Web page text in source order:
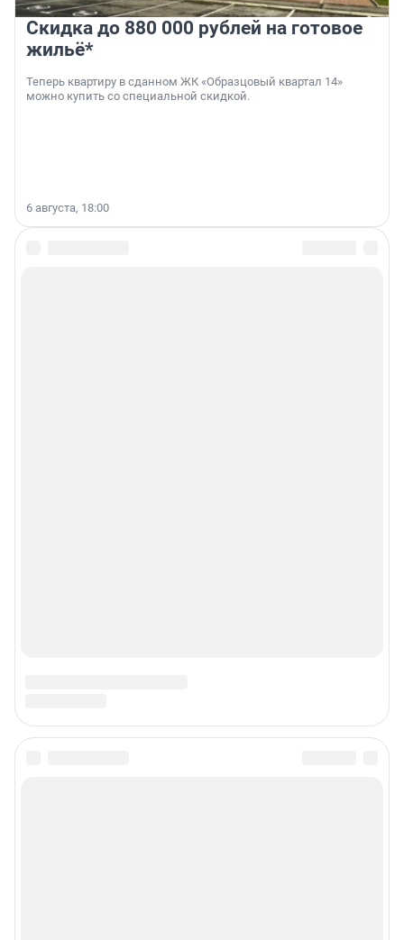
Скидка до 880 000 рублей на готовое
жильё*
Теперь квартиру в сданном ЖК «Образцовый квартал 14»
можно купить со специальной скидкой.
6 августа, 18:00